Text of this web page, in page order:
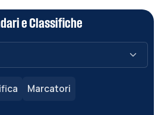
e Classifiche
Marcatori